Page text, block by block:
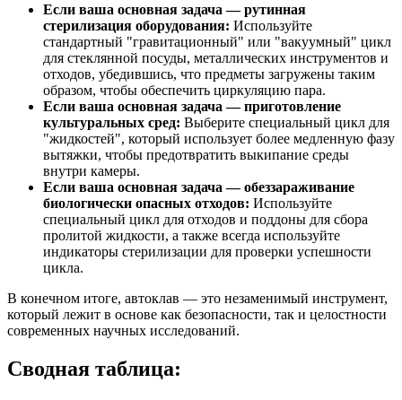
Если ваша основная задача — рутинная
стерилизация оборудования: Используйте
стандартный "гравитационный" или "вакуумный" цикл
для стеклянной посуды, металлических инструментов и
отходов, убедившись, что предметы загружены таким
образом, чтобы обеспечить циркуляцию пара.
Если ваша основная задача — приготовление
культуральных сред: Выберите специальный цикл для
"жидкостей", который использует более медленную фазу
вытяжки, чтобы предотвратить выкипание среды
внутри камеры.
Если ваша основная задача — обеззараживание
биологически опасных отходов: Используйте
специальный цикл для отходов и поддоны для сбора
пролитой жидкости, а также всегда используйте
индикаторы стерилизации для проверки успешности
цикла.
В конечном итоге, автоклав — это незаменимый инструмент,
который лежит в основе как безопасности, так и целостности
современных научных исследований.
Сводная таблица: